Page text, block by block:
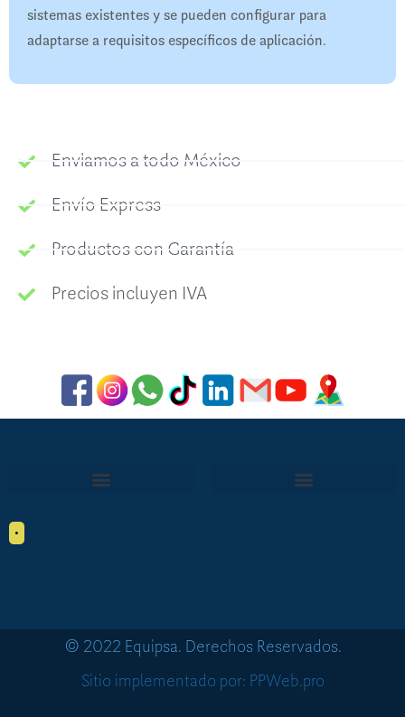
sistemas existentes y se pueden configurar para
adaptarse a requisitos específicos de aplicación.
Enviamos a todo México
Envío Express
Productos con Garantía
Precios incluyen IVA
•
© 2022 Equipsa. Derechos Reservados.
Sitio implementado por: PPWeb.pro